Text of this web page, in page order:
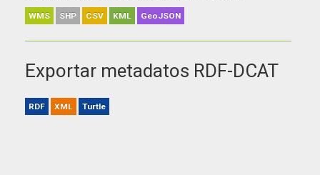
WMS SHP CSV KML GeoJSON
Exportar metadatos RDF-DCAT
RDF XML Turtle